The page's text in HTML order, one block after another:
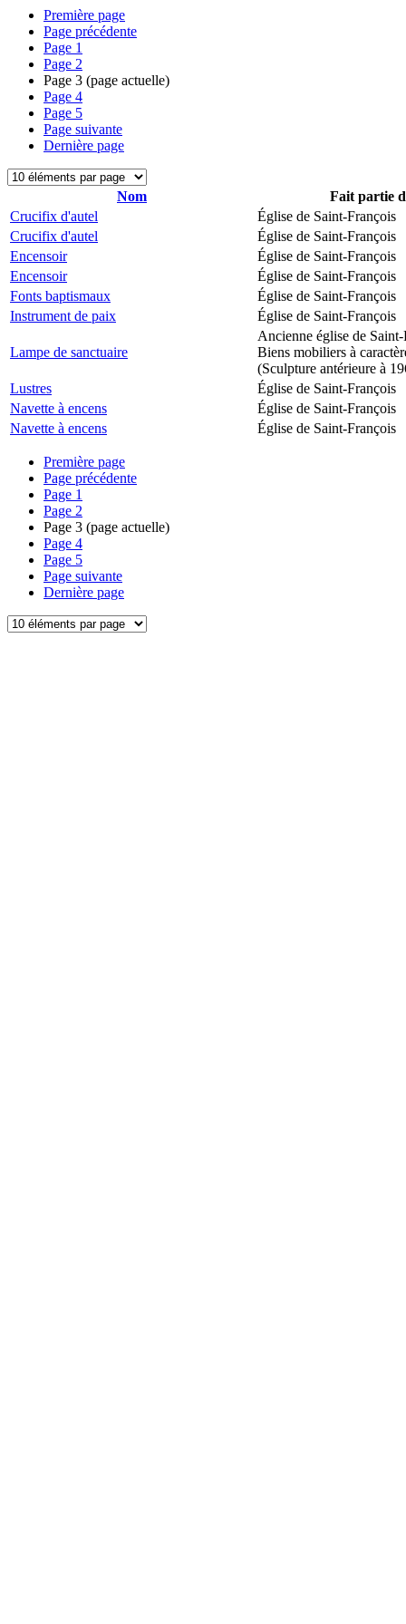
Première page
Page précédente
Page 1
Page 2
Page 3 (page actuelle)
Page 4
Page 5
Page suivante
Dernière page
Nom
Fait partie
Crucifix d'autel
Église de Saint-François
Crucifix d'autel
Église de Saint-François
Encensoir
Église de Saint-François
Encensoir
Église de Saint-François
Fonts baptismaux
Église de Saint-François
Instrument de paix
Église de Saint-François
Lampe de sanctuaire
Ancienne église de Saint-
Biens mobiliers à
(Sculpture antérieure à
Lustres
Église de Saint-François
Navette à encens
Église de Saint-François
Navette à encens
Église de Saint-François
Première page
Page précédente
Page 1
Page 2
Page 3 (page actuelle)
Page 4
Page 5
Page suivante
Dernière page